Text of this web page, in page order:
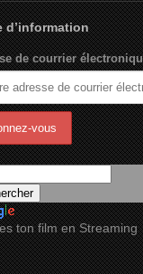
d’information
de courrier
ton film en Streaming